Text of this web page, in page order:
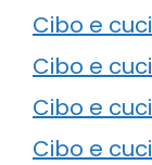
Cibo e
Cibo e
Cibo e
Cibo e